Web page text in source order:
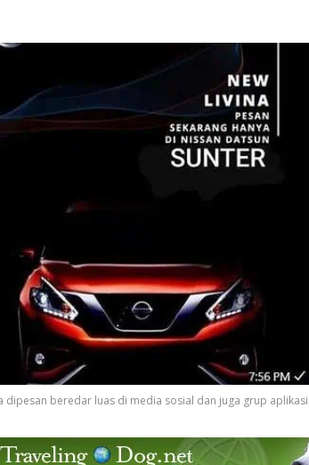
dipesan beredar luas di media sosial dan juga grup